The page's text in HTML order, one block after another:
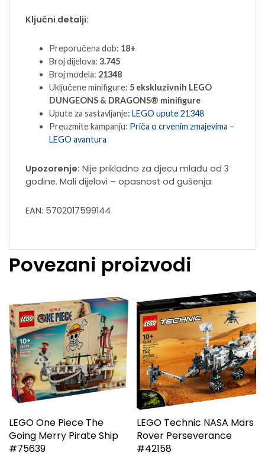
Ključni detalji:
Preporučena dob: 18+
Broj dijelova: 3.745
Broj modela: 21348
Uključene minifigure: 5 ekskluzivnih LEGO
DUNGEONS & DRAGONS® minifigure
Upute za sastavljanje: LEGO upute 21348
Preuzmite kampanju: Priča o crvenim zmajevima –
LEGO avantura
Upozorenje: Nije prikladno za djecu mlađu od 3
godine. Mali dijelovi – opasnost od gušenja.
EAN: 5702017599144
Povezani proizvodi
LEGO One Piece The
Going Merry Pirate Ship
#75639
LEGO Technic NASA Mars
Rover Perseverance
#42158